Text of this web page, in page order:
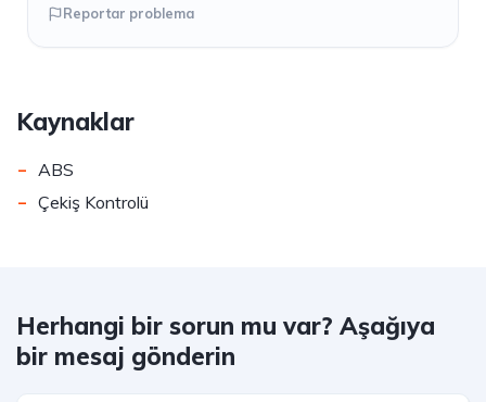
Reportar problema
Kaynaklar
- ABS
- Çekiş Kontrolü
Herhangi bir sorun mu var? Aşağıya
bir mesaj gönderin